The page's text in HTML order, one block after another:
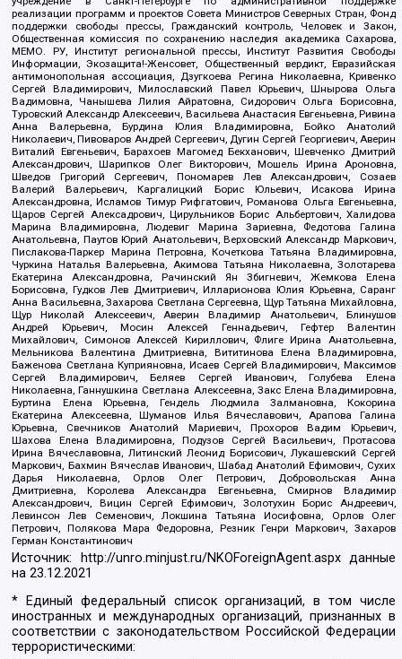
реализации программ и проектов Совета Министров Северных Стран, Фонд
поддержки свободы прессы, Гражданский контроль, Человек и Закон,
Общественная комиссия по сохранению наследия академика Сахарова,
МЕМО. РУ, Институт региональной прессы, Институт Развития Свободы
Информации, Экозащита!-Женсовет, Общественный вердикт, Евразийская
антимонопольная ассоциация, Дзугкоева Регина Николаевна, Кривенко
Сергей Владимирович, Милославский Павел Юрьевич, Шнырова Ольга
Вадимовна, Чанышева Лилия Айратовна, Сидорович Ольга Борисовна,
Туровский Александр Алексеевич, Васильева Анастасия Евгеньевна, Ривина
Анна Валерьевна, Бурдина Юлия Владимировна, Бойко Анатолий
Николаевич, Пивоваров Андрей Сергеевич, Дугин Сергей Георгиевич, Аверин
Виталий Евгеньевич, Барахоев Магомед Бекханович, Шевченко Дмитрий
Александрович, Шарипков Олег Викторович, Мошель Ирина Ароновна,
Шведов Григорий Сергеевич, Пономарев Лев Александрович, Созаев
Валерий Валерьевич, Каргалицкий Борис Юльевич, Исакова Ирина
Александровна, Исламов Тимур Рифгатович, Романова Ольга Евгеньевна,
Щаров Сергей Алексадрович, Цирульников Борис Альбертович, Халидова
Марина Владимировна, Людевиг Марина Зариевна, Федотова Галина
Анатольевна, Паутов Юрий Анатольевич, Верховский Александр Маркович,
Пислакова-Паркер Марина Петровна, Кочеткова Татьяна Владимировна,
Чуркина Наталья Валерьевна, Акимова Татьяна Николаевна, Золотарева
Екатерина Александровна, Рачинский Ян Збигневич, Жемкова Елена
Борисовна, Гудков Лев Дмитриевич, Илларионова Юлия Юрьевна, Саранг
Анна Васильевна, Захарова Светлана Сергеевна, Щур Татьяна Михайловна,
Щур Николай Алексеевич, Аверин Владимир Анатольевич, Блинушов
Андрей Юрьевич, Мосин Алексей Геннадьевич, Гефтер Валентин
Михайлович, Симонов Алексей Кириллович, Флиге Ирина Анатольевна,
Мельникова Валентина Дмитриевна, Вититинова Елена Владимировна,
Баженова Светлана Куприяновна, Исаев Сергей Владимирович, Максимов
Сергей Владимирович, Беляев Сергей Иванович, Голубева Елена
Николаевна, Ганнушкина Светлана Алексеевна, Закс Елена Владимировна,
Буртина Елена Юрьевна, Гендель Людмила Залмановна, Кокорина
Екатерина Алексеевна, Шуманов Илья Вячеславович, Арапова Галина
Юрьевна, Свечников Анатолий Мариевич, Прохоров Вадим Юрьевич,
Шахова Елена Владимировна, Подузов Сергей Васильевич, Протасова
Ирина Вячеславовна, Литинский Леонид Борисович, Лукашевский Сергей
Маркович, Бахмин Вячеслав Иванович, Шабад Анатолий Ефимович, Сухих
Дарья Николаевна, Орлов Олег Петрович, Добровольская Анна
Дмитриевна, Королева Александра Евгеньевна, Смирнов Владимир
Александрович, Вицин Сергей Ефимович, Золотухин Борис Андреевич,
Левинсон Лев Семенович, Локшина Татьяна Иосифовна, Орлов Олег
Петрович, Полякова Мара Федоровна, Резник Генри Маркович, Захаров
Герман Константинович
Источник: http://unro.minjust.ru/NKOForeignAgent.aspxданные
на23.12.2021
* Единый федеральный список организаций, в том числе
иностранных и международных организаций, признанных в
соответствии с законодательством Российской Федерации
террористическими: